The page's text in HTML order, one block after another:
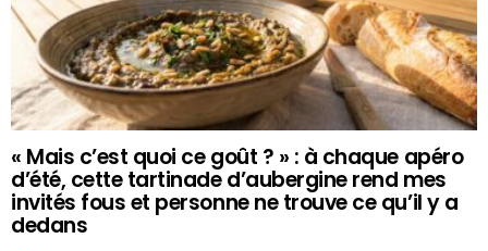
« Mais c’est quoi ce goût ? » : à chaque apéro
d’été, cette tartinade d’aubergine rend mes
invités fous et personne ne trouve ce qu’il y a
dedans